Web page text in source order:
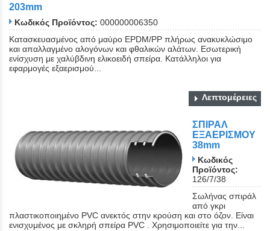
203mm
Κωδικός Προϊόντος: 000000006350
Κατασκευασμένος από μαύρο EPDM/PP πλήρως ανακυκλώσιμο
και απαλλαγμένο αλογόνων και φθαλικών αλάτων. Εσωτερική
ενίσχυση με χαλύβδινη ελικοειδή σπείρα. Κατάλληλοι για
εφαρμογές εξαερισμού...
Λεπτομέρειες
ΣΠΙΡΑΛ
ΕΞΑΕΡΙΣΜΟΥ
38mm
Κωδικός
Προϊόντος:
126/7/38
Σωλήνας σπιράλ
από γκρι
πλαστικοποιημένο PVC ανεκτός στην κρούση και στο όζον. Είναι
ενισχυμένος με σκληρή σπείρα PVC . Χρησιμοποιείτε για την...